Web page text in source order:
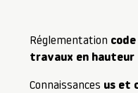
Réglementation
travaux en hauteur
Connaissances us et